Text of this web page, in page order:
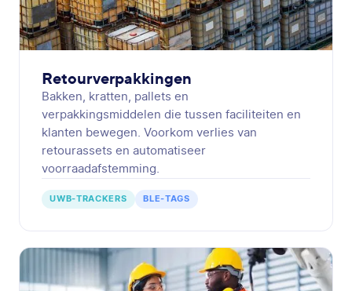
Retourverpakkingen
Bakken, kratten, pallets en
verpakkingsmiddelen die tussen faciliteiten en
klanten bewegen. Voorkom verlies van
retourassets en automatiseer
voorraadafstemming.
UWB-TRACKERS BLE-TAGS